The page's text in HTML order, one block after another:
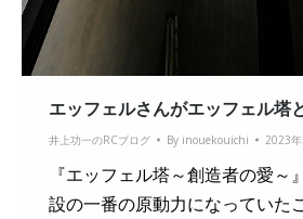
エッフェルさんがエッフェル塔
井上功一のRCブログ By inouekouichi 2023
『エッフェル塔～創造者の愛～
設の一番の原動力になっていた